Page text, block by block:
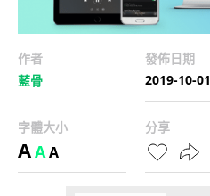
作者
藍骨
發佈日期
2019-10-01
字體大小
AAA
分享